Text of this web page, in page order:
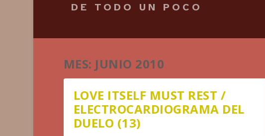
DE TODO UN POCO
MES: JUNIO 2010
LOVE ITSELF MUST REST /
ELECTROCARDIOGRAMA DEL
DUELO (13)